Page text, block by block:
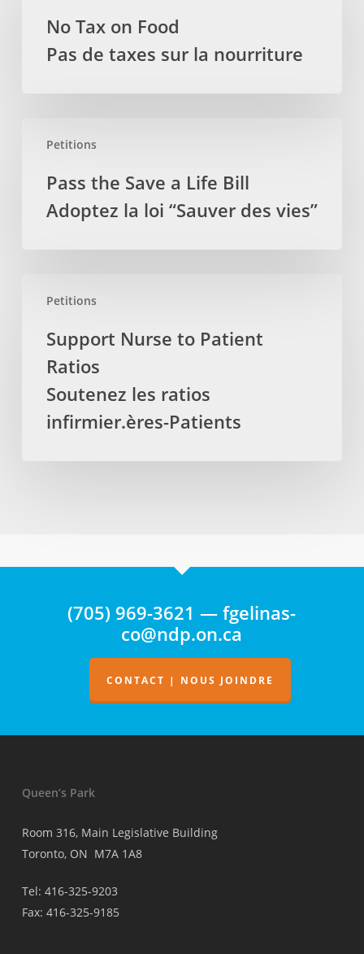
No Tax on Food
Pas de taxes sur la nourriture
Petitions
Pass the Save a Life Bill
Adoptez la loi “Sauver des vies”
Petitions
Nurse
Patient
Ratios
Soutenez
ratios
Support Nurse to Patient
Ratios
Soutenez les ratios
infirmier.ères-Patients
(705) 969-3621 — fgelinas-
co@ndp.on.ca
CONTACT | NOUS JOINDRE
Queen’s Park
Room 316, Main Legislative Building
Toronto, ON M7A 1A8
Tel: 416-325-9203
Fax: 416-325-9185